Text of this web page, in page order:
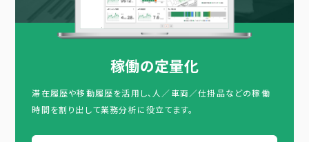
稼働の定量化
滞在履歴や移動履歴を活用し、人／車両／仕掛品などの稼働
時間を割り出して業務分析に役立てます。